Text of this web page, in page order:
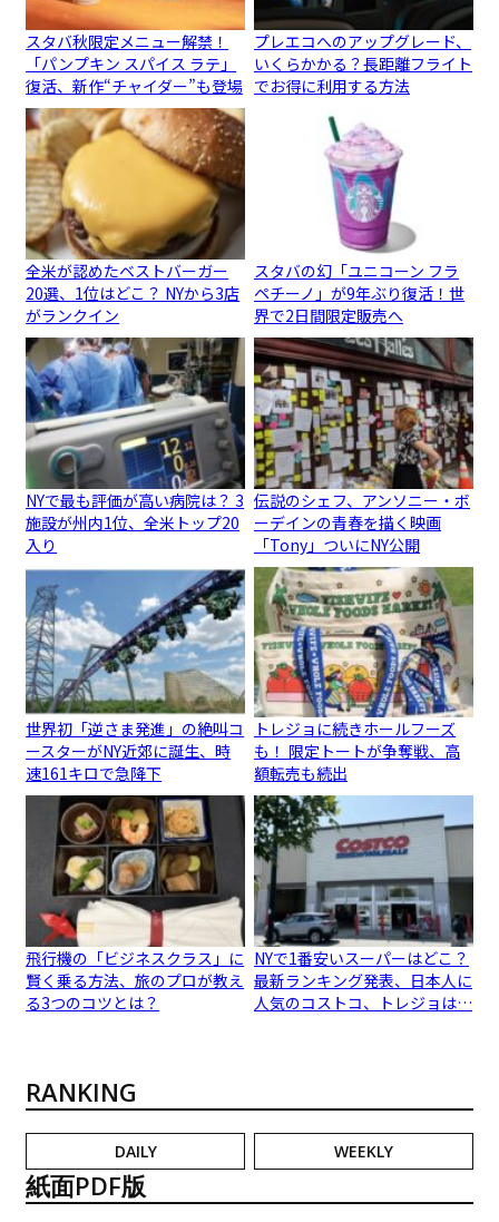
スタバ秋限定メニュー解禁！
「パンプキン スパイス ラテ」
復活、新作“チャイダー”も登場
プレエコへのアップグレード、
いくらかかる？長距離フライト
でお得に利用する方法
全米が認めたベストバーガー
20選、1位はどこ？ NYから3店
がランクイン
スタバの幻「ユニコーン フラ
ペチーノ」が9年ぶり復活！世
界で2日間限定販売へ
NYで最も評価が高い病院は？ 3
施設が州内1位、全米トップ20
入り
伝説のシェフ、アンソニー・ボ
ーデインの青春を描く映画
「Tony」ついにNY公開
世界初「逆さま発進」の絶叫コ
ースターがNY近郊に誕生、時
速161キロで急降下
トレジョに続きホールフーズ
も！ 限定トートが争奪戦、高
額転売も続出
飛行機の「ビジネスクラス」に
賢く乗る方法、旅のプロが教え
る3つのコツとは？
NYで1番安いスーパーはどこ？
最新ランキング発表、日本人に
人気のコストコ、トレジョは…
RANKING
DAILY WEEKLY
紙面PDF版